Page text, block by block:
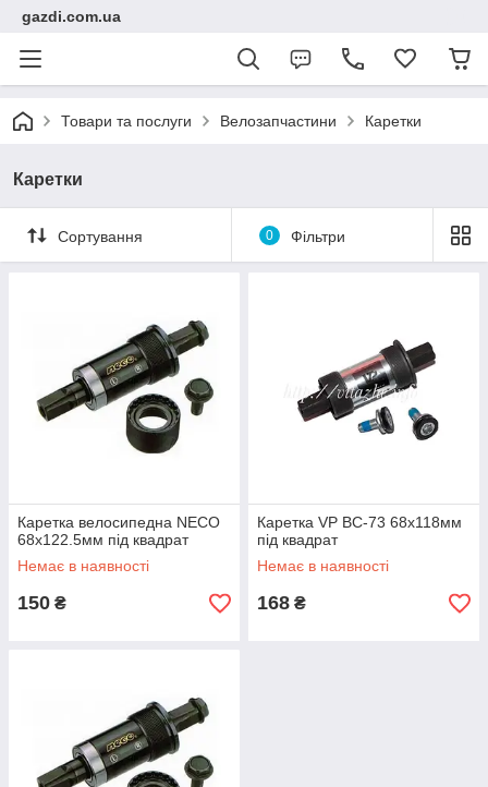
gazdi.com.ua
Товари та послуги Велозапчастини Каретки
Каретки
Сортування 0 Фільтри
Каретка велосипедна NECO
68x122.5мм під квадрат
Немає в наявності
150 ₴
Каретка VP BC-73 68x118мм
під квадрат
Немає в наявності
168 ₴